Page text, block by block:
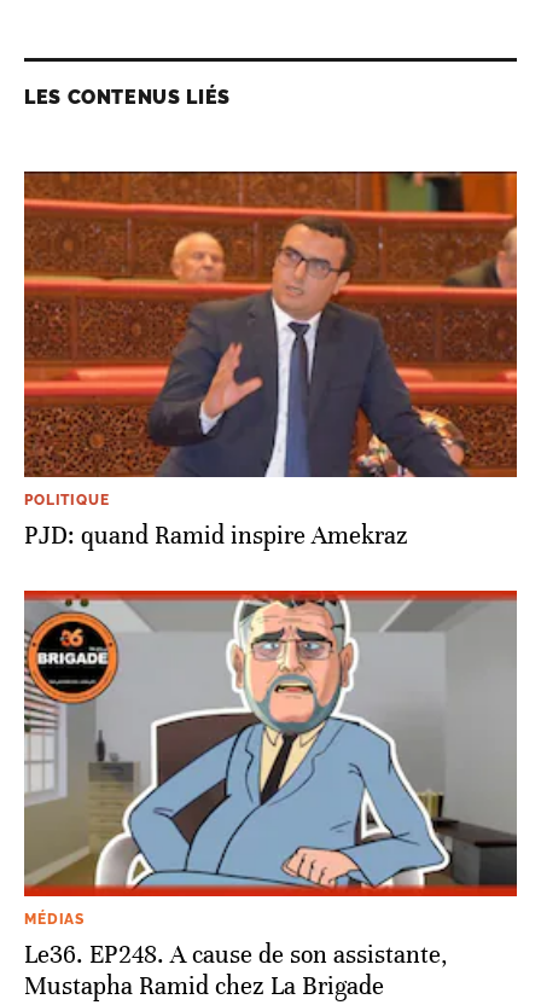
LES CONTENUS LIÉS
POLITIQUE
PJD: quand Ramid inspire Amekraz
MÉDIAS
Le36. EP248. A cause de son assistante,
Mustapha Ramid chez La Brigade